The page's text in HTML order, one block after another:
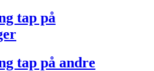
tap på
tap på andre